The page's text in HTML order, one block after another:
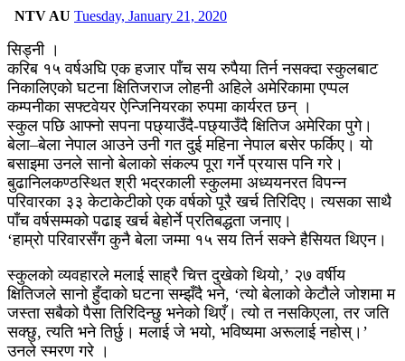
NTV AU Tuesday, January 21, 2020
सिड्नी ।
करिब १५ वर्षअघि एक हजार पाँच सय रुपैया तिर्न नसक्दा स्कुलबाट
निकालिएको घटना क्षितिजराज लोहनी अहिले अमेरिकामा एप्पल
कम्पनीका सफ्टवेयर ऐन्जिनियरका रुपमा कार्यरत छन् ।
स्कुल पछि आफ्नो सपना पछ्याउँदै-पछ्याउँदै क्षितिज अमेरिका पुगे।
बेला–बेला नेपाल आउने उनी गत दुई महिना नेपाल बसेर फर्किए। यो
बसाइमा उनले सानो बेलाको संकल्प पूरा गर्ने प्रयास पनि गरे।
बुढानिलकण्ठस्थित श्री भद्रकाली स्कुलमा अध्ययनरत विपन्न
परिवारका ३३ केटाकेटीको एक वर्षको पूरै खर्च तिरिदिए। त्यसका साथै
पाँच वर्षसम्मको पढाइ खर्च बेहोर्ने प्रतिबद्धता जनाए।
‘हाम्रो परिवारसँग कुनै बेला जम्मा १५ सय तिर्न सक्ने हैसियत थिएन।
स्कुलको व्यवहारले मलाई साह्रै चित्त दुखेको थियो,’ २७ वर्षीय
क्षितिजले सानो हुँदाको घटना सम्झँदै भने, ‘त्यो बेलाको केटौले जोशमा म
जस्ता सबैको पैसा तिरिदिन्छु भनेको थिएँ। त्यो त नसकिएला, तर जति
सक्छु, त्यति भने तिर्छु। मलाई जे भयो, भविष्यमा अरूलाई नहोस्।’
उनले स्मरण गरे ।